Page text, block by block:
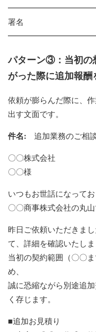
署名
パターン③：当初の
がった際に追加報
依頼が膨らんだ際に、
出す文面です。
件名: 追加業務のご相
〇〇株式会社
〇〇様
いつもお世話になってお
〇〇商事株式会社の丸山
昨日ご依頼いただきま
て、詳細を確認いたしま
当初の契約範囲（〇〇
め、
誠に恐縮ながら別途追
く存じます。
■追加お見積り